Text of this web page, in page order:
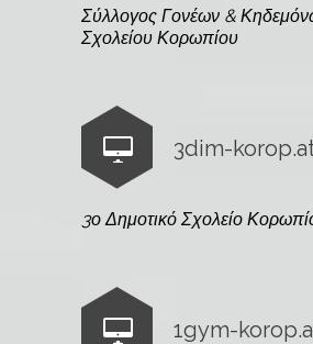
Σύλλογος Γονέων &
Σχολείου Κορωπίου
3dim-
3ο Δημοτικό Σχολείο
1gym-